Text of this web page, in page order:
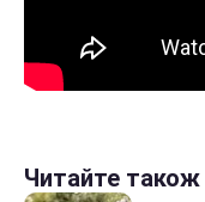
Читайте також